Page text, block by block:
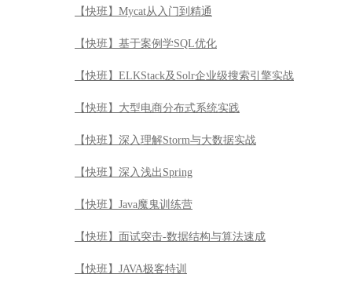
【快班】Mycat从入门到精通
【快班】基于案例学SQL优化
【快班】ELKStack及Solr企业级搜索引擎实战
【快班】大型电商分布式系统实践
【快班】深入理解Storm与大数据实战
【快班】深入浅出Spring
【快班】Java魔鬼训练营
【快班】面试突击-数据结构与算法速成
【快班】JAVA极客特训